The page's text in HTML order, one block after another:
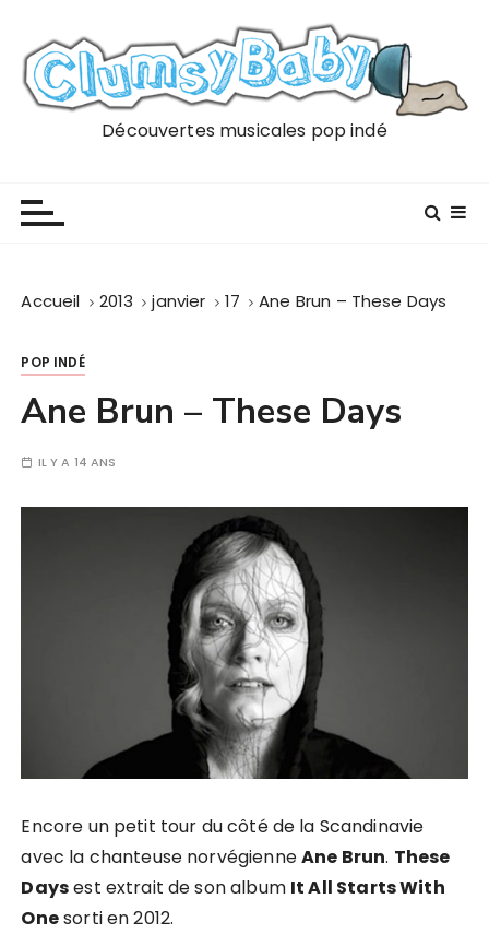
Découvertes musicales pop indé
Accueil 2013 janvier 17 Ane Brun – These Days
POP INDÉ
Ane Brun – These Days
IL Y A 14 ANS
Encore un petit tour du côté de la Scandinavie
avec la chanteuse norvégienneAne Brun. These
Daysest extrait de son album It All Starts With
Onesorti en 2012.